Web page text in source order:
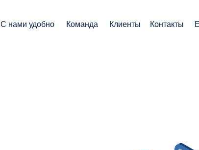
Команда Клиенты
С нами удобно Контакты